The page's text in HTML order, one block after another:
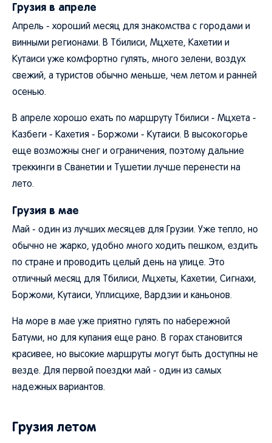
Грузия в апреле
Апрель - хороший месяц для знакомства с городами и
винными регионами. В Тбилиси, Мцхете, Кахетии и
Кутаиси уже комфортно гулять, много зелени, воздух
свежий, а туристов обычно меньше, чем летом и ранней
осенью.
В апреле хорошо ехать по маршруту Тбилиси - Мцхета -
Казбеги - Кахетия - Боржоми - Кутаиси. В высокогорье
еще возможны снег и ограничения, поэтому дальние
треккинги в Сванетии и Тушетии лучше перенести на
лето.
Грузия в мае
Май - один из лучших месяцев для Грузии. Уже тепло, но
обычно не жарко, удобно много ходить пешком, ездить
по стране и проводить целый день на улице. Это
отличный месяц для Тбилиси, Мцхеты, Кахетии, Сигнахи,
Боржоми, Кутаиси, Уплисцихе, Вардзии и каньонов.
На море в мае уже приятно гулять по набережной
Батуми, но для купания еще рано. В горах становится
красивее, но высокие маршруты могут быть доступны не
везде. Для первой поездки май - один из самых
надежных вариантов.
Грузия летом